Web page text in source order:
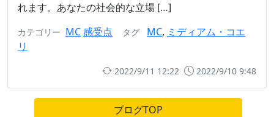
れます。あなたの社会的な立場 […]
カテゴリー MC感受点 タグ MC, ミディアム・コエ
リ
2022/9/11 12:22 2022/9/10 9:48
ブログTOP